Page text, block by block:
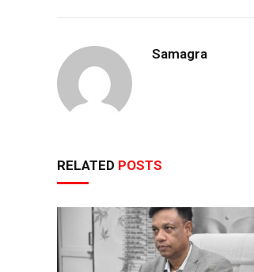
Samagra
RELATED POSTS